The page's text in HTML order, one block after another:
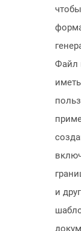
Файл
и